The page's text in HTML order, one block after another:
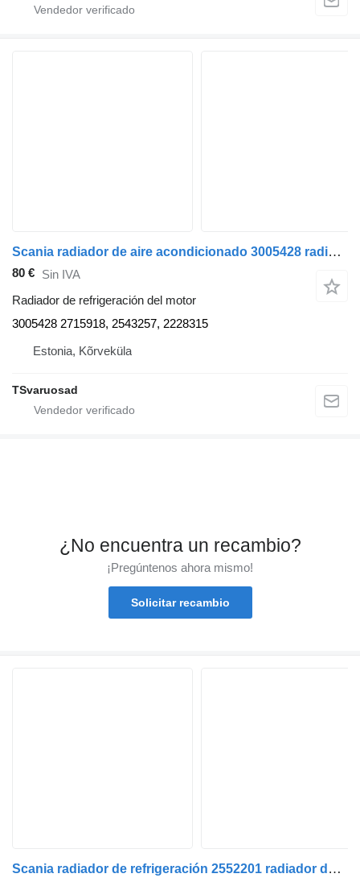
Scania radiador de aire acondicionado 3005428 radiador de refrigeración del motor para Scania R500 cabeza tractora
80 € Sin IVA
Radiador de refrigeración del motor
3005428 2715918, 2543257, 2228315
Estonia, Kõrveküla
TSvaruosad
¿No encuentra un recambio?
¡Pregúntenos ahora mismo!
Solicitar recambio
Scania radiador de refrigeración 2552201 radiador de refrigeración del motor para Scania R500 cabeza tractora